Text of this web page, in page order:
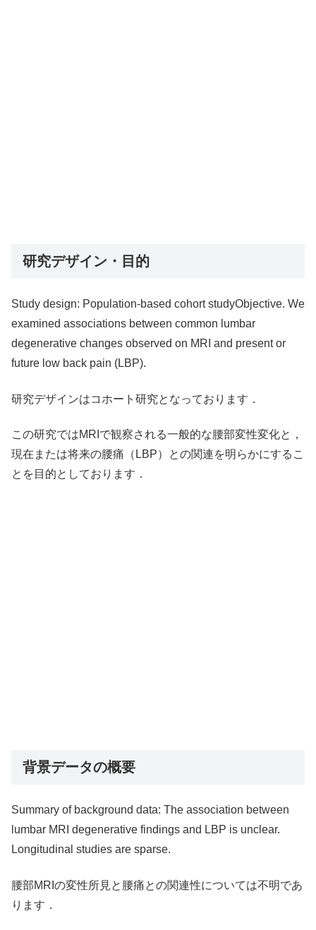
研究デザイン・目的
Study design: Population-based cohort studyObjective. We
examined associations between common lumbar
degenerative changes observed on MRI and present or
future low back pain (LBP).
研究デザインはコホート研究となっております．
この研究ではMRIで観察される一般的な腰部変性変化と，
現在または将来の腰痛（LBP）との関連を明らかにするこ
とを目的としております．
背景データの概要
Summary of background data: The association between
lumbar MRI degenerative findings and LBP is unclear.
Longitudinal studies are sparse.
腰部MRIの変性所見と腰痛との関連性については不明であ
ります．